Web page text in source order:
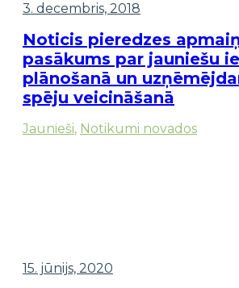
3. decembris, 2018
Noticis pieredzes
pasākums par jauniešu
plānošanā un
spēju veicināšanā
Jaunieši, Notikumi novados
15. jūnijs, 2020